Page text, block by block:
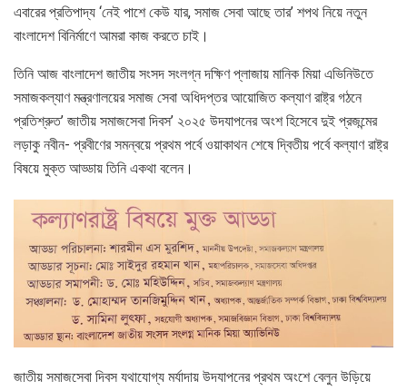
এবারের প্রতিপাদ্য ‘নেই পাশে কেউ যার, সমাজ সেবা আছে তার’ শপথ নিয়ে নতুন
বাংলাদেশ বিনির্মাণে আমরা কাজ করতে চাই।
তিনি আজ বাংলাদেশ জাতীয় সংসদ সংলগ্ন দক্ষিণ প্লাজায় মানিক মিয়া এভিনিউতে
সমাজকল্যাণ মন্ত্রণালয়ের সমাজ সেবা অধিদপ্তর আয়োজিত কল্যাণ রাষ্ট্র গঠনে
প্রতিশ্রুত’ জাতীয় সমাজসেবা দিবস’ ২০২৫ উদযাপনের অংশ হিসেবে দুই প্রজন্মের
লড়াকু নবীন- প্রবীণের সমন্বয়ে প্রথম পর্বে ওয়াকাথন শেষে দ্বিতীয় পর্বে কল্যাণ রাষ্ট্র
বিষয়ে মুক্ত আড্ডায় তিনি একথা বলেন।
জাতীয় সমাজসেবা দিবস যথাযোগ্য মর্যাদায় উদযাপনের প্রথম অংশে বেলুন উড়িয়ে